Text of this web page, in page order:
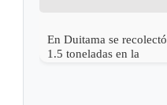
En Duitama se recolectó
1.5 toneladas en la